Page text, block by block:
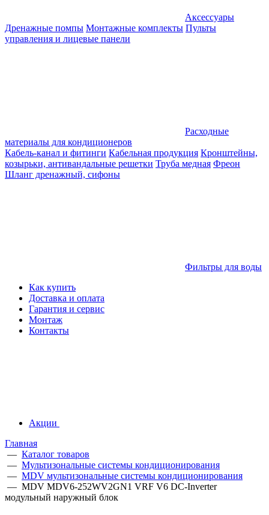
Аксессуары
Дренажные помпы Монтажные комплекты Пульты
управления и лицевые панели
Расходные
материалы для кондиционеров
Кабель-канал и фитинги Кабельная продукция Кронштейны,
козырьки, антивандальные решетки Труба медная Фреон
Шланг дренажный, сифоны
Фильтры для воды
Как купить
Доставка и оплата
Гарантия и сервис
Монтаж
Контакты
Акции
Главная
— Каталог товаров
— Мультизональные системы кондиционирования
— MDV мультизональные системы кондиционирования
— MDV MDV6-252WV2GN1 VRF V6 DC-Inverter
модульный наружный блок